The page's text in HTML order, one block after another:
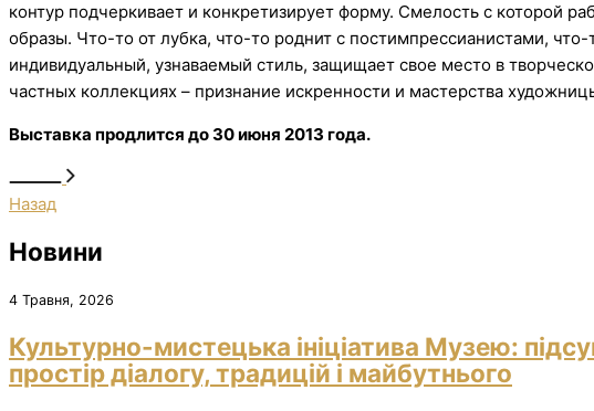
контур подчеркивает и конкретизирует форму. Смелость с которой
образы. Что-то от лубка, что-то роднит с постимпрессианистами,
индивидуальный, узнаваемый стиль, защищает свое место в
частных коллекциях – признание искренности и мастерства
Выставка продлится до 30 июня 2013 года.
Назад
Новини
4 Травня, 2026
Культурно-мистецька ініціатива Музею:
простір діалогу, традицій і майбутнього